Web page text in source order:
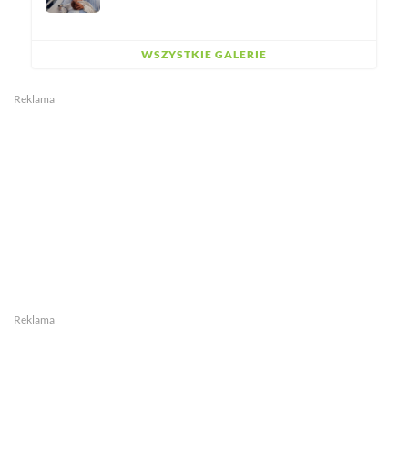
WSZYSTKIE GALERIE
Reklama
Reklama